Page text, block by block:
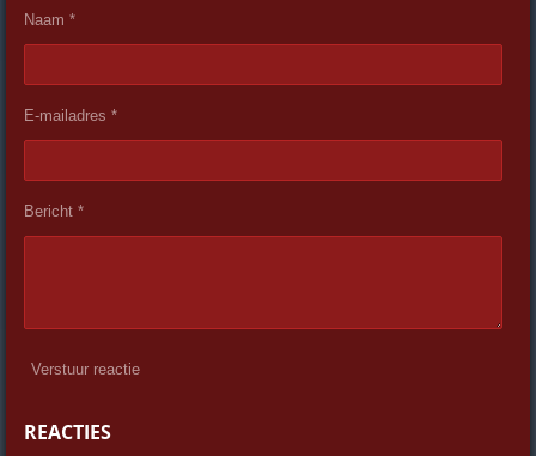
Naam *
E-mailadres *
Bericht *
Verstuur reactie
REACTIES